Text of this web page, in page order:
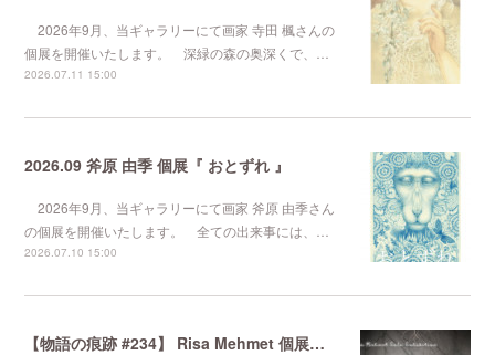
2026年9月、当ギャラリーにて画家 寺田 楓さんの
個展を開催いたします。 深緑の森の奥深くで、…
2026.07.11 15:00
2026.09 斧原 由季 個展『 おとずれ 』
2026年9月、当ギャラリーにて画家 斧原 由季さん
の個展を開催いたします。 全ての出来事には、…
2026.07.10 15:00
【物語の痕跡 #234】 Risa Mehmet 個展『 wallflower 』